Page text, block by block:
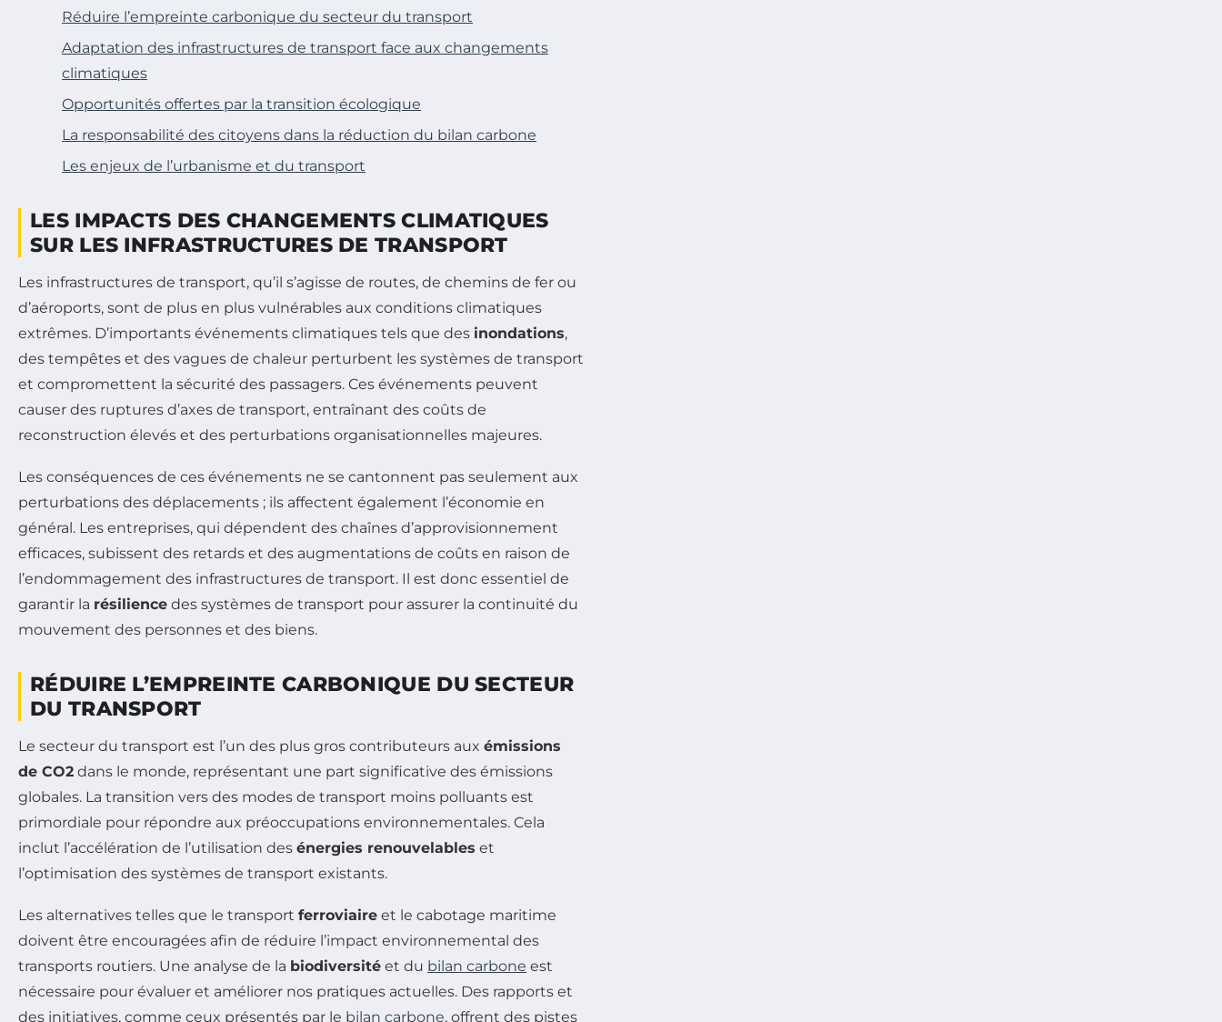
Réduire l’empreinte carbonique du secteur du transport
Adaptation des infrastructures de transport face aux changements
climatiques
Opportunités offertes par la transition écologique
La responsabilité des citoyens dans la réduction du bilan carbone
Les enjeux de l’urbanisme et du transport
LES IMPACTS DES CHANGEMENTS CLIMATIQUES
SUR LES INFRASTRUCTURES DE TRANSPORT
Les infrastructures de transport, qu’il s’agisse de routes, de chemins de fer ou
d’aéroports, sont de plus en plus vulnérables aux conditions climatiques
extrêmes. D’importants événements climatiques tels que des inondations,
des tempêtes et des vagues de chaleur perturbent les systèmes de transport
et compromettent la sécurité des passagers. Ces événements peuvent
causer des ruptures d’axes de transport, entraînant des coûts de
reconstruction élevés et des perturbations organisationnelles majeures.
Les conséquences de ces événements ne se cantonnent pas seulement aux
perturbations des déplacements ; ils affectent également l’économie en
général. Les entreprises, qui dépendent des chaînes d’approvisionnement
efficaces, subissent des retards et des augmentations de coûts en raison de
l’endommagement des infrastructures de transport. Il est donc essentiel de
garantir la résilience des systèmes de transport pour assurer la continuité du
mouvement des personnes et des biens.
RÉDUIRE L’EMPREINTE CARBONIQUE DU SECTEUR
DU TRANSPORT
Le secteur du transport est l’un des plus gros contributeurs aux émissions
de CO2 dans le monde, représentant une part significative des émissions
globales. La transition vers des modes de transport moins polluants est
primordiale pour répondre aux préoccupations environnementales. Cela
inclut l’accélération de l’utilisation des énergies renouvelables et
l’optimisation des systèmes de transport existants.
Les alternatives telles que le transport ferroviaire et le cabotage maritime
doivent être encouragées afin de réduire l’impact environnemental des
transports routiers. Une analyse de la biodiversité et du bilan carbone est
nécessaire pour évaluer et améliorer nos pratiques actuelles. Des rapports et
des initiatives, comme ceux présentés par le bilan carbone, offrent des pistes